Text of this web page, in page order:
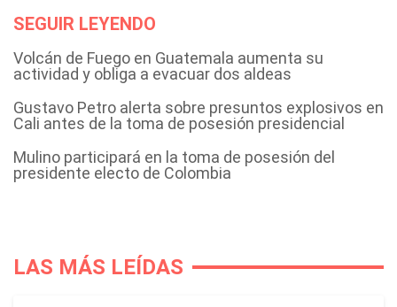
SEGUIR LEYENDO
Volcán de Fuego en Guatemala aumenta su
actividad y obliga a evacuar dos aldeas
Gustavo Petro alerta sobre presuntos explosivos en
Cali antes de la toma de posesión presidencial
Mulino participará en la toma de posesión del
presidente electo de Colombia
LAS MÁS LEÍDAS